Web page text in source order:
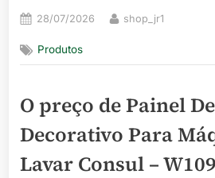
Posted
28/07/2026 By
shop_jr1
Produtos
O preço de Painel
Decorativo Para
Lavar Consul –